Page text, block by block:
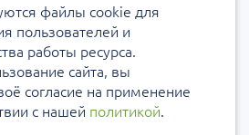
файлы cookie для
пользователей и
работы ресурса.
сайта, вы
согласие на применение
с нашей политикой.